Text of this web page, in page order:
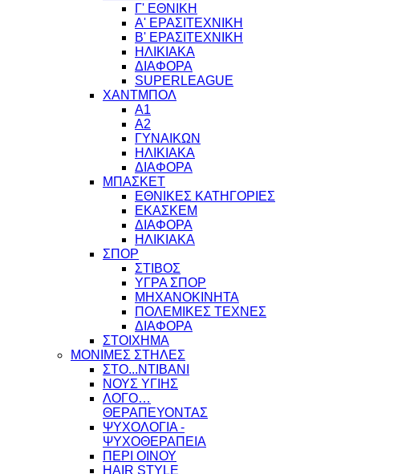
Γ' ΕΘΝΙΚΗ
Α' ΕΡΑΣΙΤΕΧΝΙΚΗ
Β' ΕΡΑΣΙΤΕΧΝΙΚΗ
ΗΛΙΚΙΑΚΑ
ΔΙΑΦΟΡΑ
SUPERLEAGUE
ΧΑΝΤΜΠΟΛ
Α1
Α2
ΓΥΝΑΙΚΩΝ
ΗΛΙΚΙΑΚΑ
ΔΙΑΦΟΡΑ
ΜΠΑΣΚΕΤ
ΕΘΝΙΚΕΣ ΚΑΤΗΓΟΡΙΕΣ
ΕΚΑΣΚΕΜ
ΔΙΑΦΟΡΑ
ΗΛΙΚΙΑΚΑ
ΣΠΟΡ
ΣΤΙΒΟΣ
ΥΓΡΑ ΣΠΟΡ
ΜΗΧΑΝΟΚΙΝΗΤΑ
ΠΟΛΕΜΙΚΕΣ ΤΕΧΝΕΣ
ΔΙΑΦΟΡΑ
ΣΤΟΙΧΗΜΑ
ΜΟΝΙΜΕΣ ΣΤΗΛΕΣ
ΣΤΟ...ΝΤΙΒΑΝΙ
ΝΟΥΣ ΥΓΙΗΣ
ΛΟΓΟ…
ΘΕΡΑΠΕΥΟΝΤΑΣ
ΨΥΧΟΛΟΓΙΑ -
ΨΥΧΟΘΕΡΑΠΕΙΑ
ΠΕΡΙ ΟΙΝΟΥ
HAIR STYLE